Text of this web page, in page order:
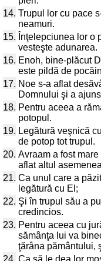
14. Trupul lor cu pace
neamuri.
15. Înţelepciunea lor o
vesteşte adunarea.
16. Enoh, bine-plăcut
este pildă de
17. Noe s-a aflat
Domnului şi a
18. Pentru aceea a
potopul.
19. Legătură veşnică
de potop tot trupul.
20. Avraam a fost
aflat altul
21. Ca unul care a
legătură cu El;
22. Şi în trupul său a
credincios.
23. Pentru aceea cu
sămânţa lui va
ţărâna pământului,
24. Ca să le dea lor